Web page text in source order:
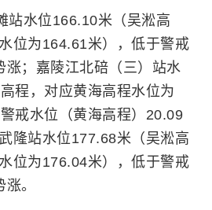
站水位166.10米（吴淞高
位为164.61米），低于警戒
涨；嘉陵江北碚（三）站水
程，对应黄海高程水位为
戒水位（黄海高程）20.09
隆站水位177.68米（吴淞高
位为176.04米），低于警戒
。